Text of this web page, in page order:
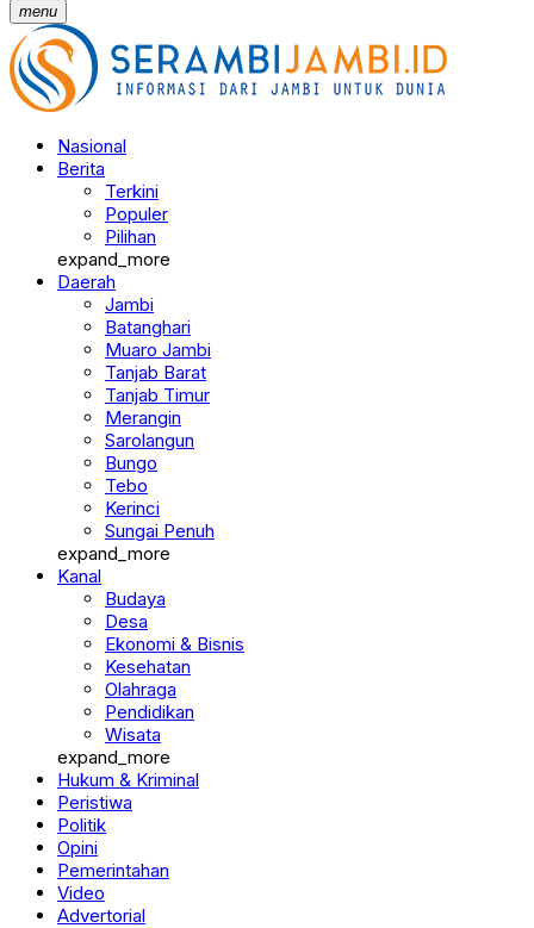
menu
Nasional
Berita
Terkini
Populer
Pilihan
expand_more
Daerah
Jambi
Batanghari
Muaro Jambi
Tanjab Barat
Tanjab Timur
Merangin
Sarolangun
Bungo
Tebo
Kerinci
Sungai Penuh
expand_more
Kanal
Budaya
Desa
Ekonomi & Bisnis
Kesehatan
Olahraga
Pendidikan
Wisata
expand_more
Hukum & Kriminal
Peristiwa
Politik
Opini
Pemerintahan
Video
Advertorial